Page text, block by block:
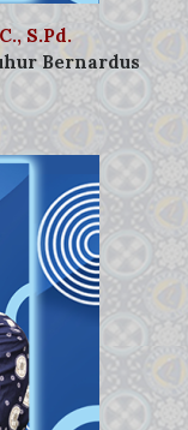
S.Pd.
Bernardus